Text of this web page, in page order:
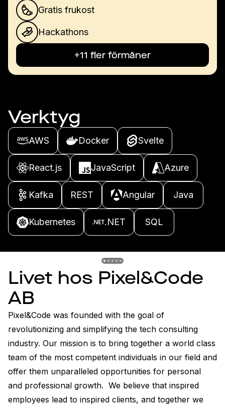
Gratis frukost
Hackathons
+11 fler förmåner
Verktyg
AWS Docker Svelte
React.js JavaScript Azure
Kafka REST Angular Java
Kubernetes .NET SQL
Livet hos Pixel&Code
AB
Pixel&Code was founded with the goal of
revolutionizing and simplifying the tech consulting
industry. Our mission is to bring together a world class
team of the most competent individuals in our field and
offer them unparalleled opportunities for personal
and professional growth.  We believe that inspired
employees lead to inspired clients, and together we